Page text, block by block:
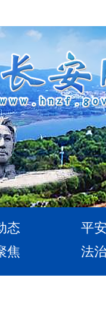
态 平
焦 法